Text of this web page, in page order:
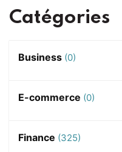
Catégories
Business (0)
E-commerce (0)
Finance (325)